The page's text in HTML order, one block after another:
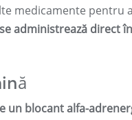
medicamente pentru
administrează direct
un blocant alfa-